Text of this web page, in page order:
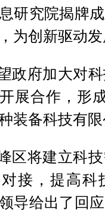
研究院揭牌
为创新驱动
政府加大对
展合作，形
装备科技有
区将建立科
接，提高科
导给出了回